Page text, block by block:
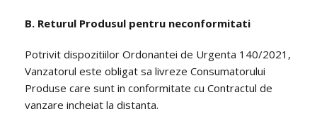
B. Returul Produsul pentru neconformitati
Potrivit dispozitiilor Ordonantei de Urgenta 140/2021,
Vanzatorul este obligat sa livreze Consumatorului
Produse care sunt in conformitate cu Contractul de
vanzare incheiat la distanta.